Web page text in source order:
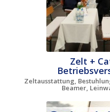
Zelt +
Zeltausstattung,
Beamer,